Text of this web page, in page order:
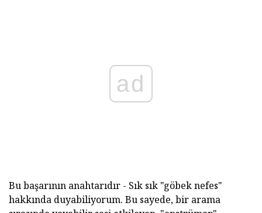
ad
Bu başarının anahtarıdır - Sık sık "göbek nefes"
hakkında duyabiliyorum. Bu sayede, bir arama